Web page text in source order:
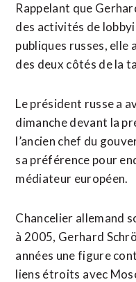
Rappelant que
des activités de
publiques russes, elle
des deux côtés de la
Le président russe a
dimanche devant la
l’ancien chef du
sa préférence pour
médiateur européen.
Chancelier allemand
à 2005, Gerhard
années une figure
liens étroits ⁠avec